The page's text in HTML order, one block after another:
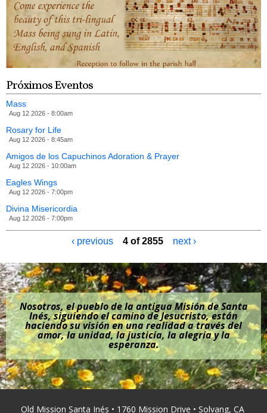
Próximos Eventos
Mass
Aug 12 2026 - 8:00am
Rosary for Life
Aug 12 2026 - 8:45am
Amigos de los Capuchinos Adoration & Prayer
Aug 12 2026 - 10:00am
Eagles Wings
Aug 12 2026 - 7:00pm
Divina Misericordia
Aug 12 2026 - 7:00pm
‹ previous 4 of 2855 next ›
Nosotros, el pueblo de la antigua Misión de Santa
Inés, siguiendo el camino de Jesucristo, están
haciendo su visión en una realidad a través del
amor, la unidad, la justicia, la alegría y la
esperanza.
Old Mission Santa Inés • 1760 Mission Drive • Solvang, CA